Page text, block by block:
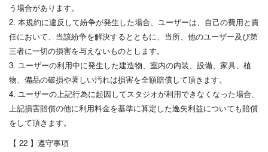
う場合があります。
2. 本規約に違反して紛争が発生した場合、ユーザーは、自己の費用と責
任において、当該紛争を解決するとともに、当所、他のユーザー及び第
三者に一切の損害を与えないものとします。
3. ユーザーの利用中に発生した建造物、室内の内装、設備、家具、植
物、備品の破損や著しい汚れは損害を全額賠償して頂きます。
4. ユーザーの上記行為に起因してスタジオが利用できなくなった場合、
上記損害賠償の他に利用料金を基準に算定した逸失利益についても賠償
をして頂きます。
【 22 】遵守事項